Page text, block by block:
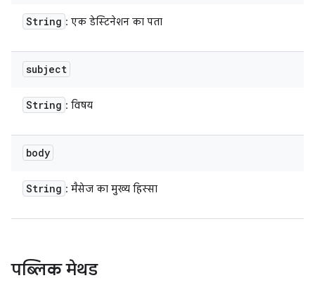
String : एक डेस्टिनेशन का पता
subject
String : विषय
body
String : मैसेज का मुख्य हिस्सा
पब्लिक मेथड